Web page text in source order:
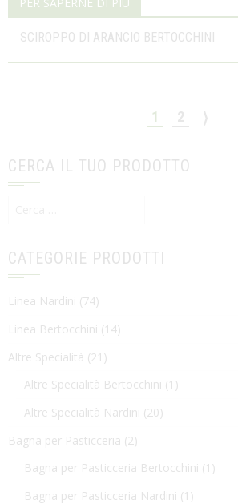
PER SAPERNE DI PIÙ
SCIROPPO DI ARANCIO BERTOCCHINI
1 2 ⟩
CERCA IL TUO PRODOTTO
CATEGORIE PRODOTTI
Linea Nardini (74)
Linea Bertocchini (14)
Altre Specialità (21)
Altre Specialità Bertocchini (1)
Altre Specialità Nardini (20)
Bagna per Pasticceria (2)
Bagna per Pasticceria Bertocchini (1)
Bagna per Pasticceria Nardini (1)